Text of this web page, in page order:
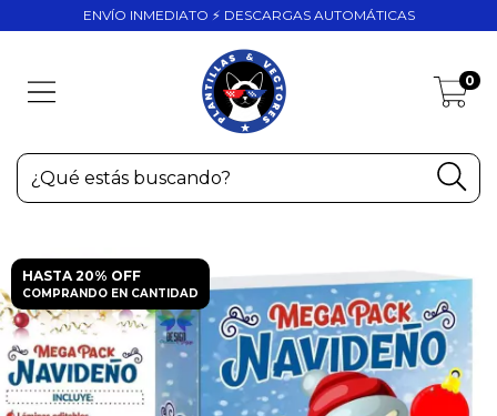
ENVÍO INMEDIATO ⚡ DESCARGAS AUTOMÁTICAS
0
HASTA 20% OFF
COMPRANDO EN CANTIDAD